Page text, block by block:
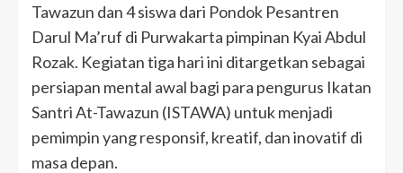
Tawazun dan 4 siswa dari Pondok Pesantren
Darul Ma’ruf di Purwakarta pimpinan Kyai Abdul
Rozak. Kegiatan tiga hari ini ditargetkan sebagai
persiapan mental awal bagi para pengurus Ikatan
Santri At-Tawazun (ISTAWA) untuk menjadi
pemimpin yang responsif, kreatif, dan inovatif di
masa depan.